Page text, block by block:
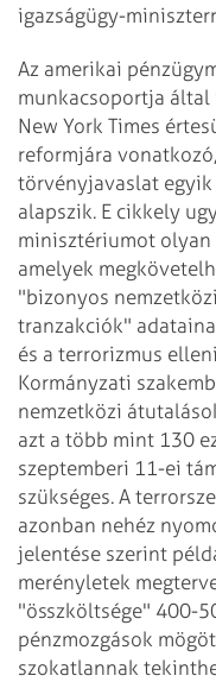
igazságügy-
Az amerikai
munkacsoportja által
New York Times
reformjára
törvényjavaslat
alapszik. E cikkely
minisztériumot olyan
amelyek
"bizonyos
tranzakciók"
és a terrorizmus
Kormányzati
nemzetközi
azt a több mint 130
szeptemberi 11-ei
szükséges. A
azonban nehéz
jelentése szerint
merényletek
"összköltsége" 400-
pénzmozgások
szokatlannak